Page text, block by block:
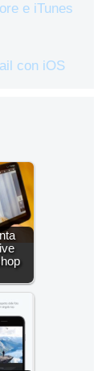
e iTunes
con iOS